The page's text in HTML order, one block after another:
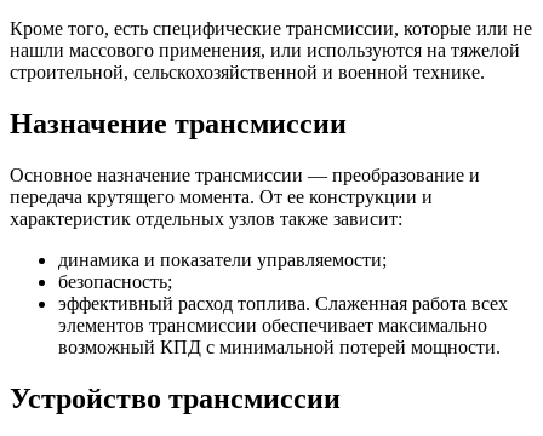
Кроме того, есть специфические трансмиссии, которые или не
нашли массового применения, или используются на тяжелой
строительной, сельскохозяйственной и военной технике.
Назначение трансмиссии
Основное назначение трансмиссии — преобразование и
передача крутящего момента. От ее конструкции и
характеристик отдельных узлов также зависит:
динамика и показатели управляемости;
безопасность;
эффективный расход топлива. Слаженная работа всех
элементов трансмиссии обеспечивает максимально
возможный КПД с минимальной потерей мощности.
Устройство трансмиссии